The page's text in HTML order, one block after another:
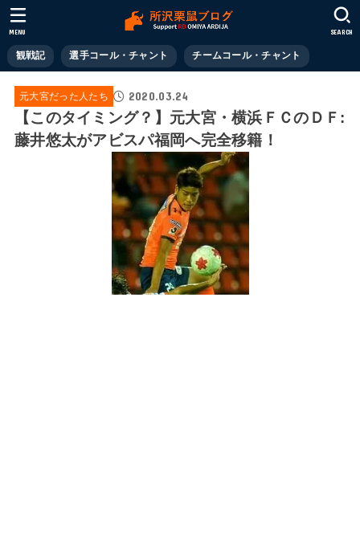
観戦記 選手コール・チャント チームコール・チャント
SEARCH
MENU
元大宮だった人たち 2020.03.24
【このタイミング？】元大宮・横浜ＦＣのＤＦ:
藤井悠太がアビスパ福岡へ完全移籍！